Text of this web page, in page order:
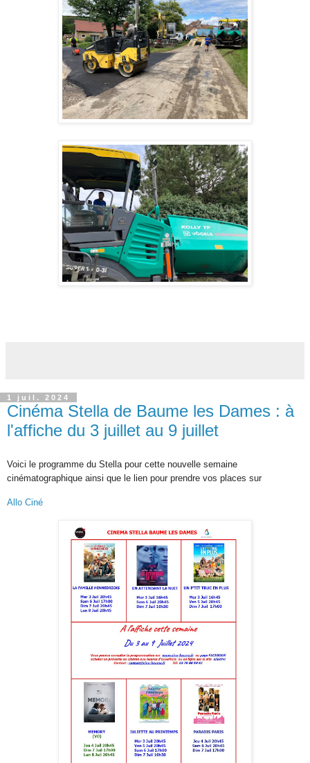
1 juil. 2024
Cinéma Stella de Baume les Dames : à
l'affiche du 3 juillet au 9 juillet
Voici le programme du Stella pour cette nouvelle semaine
cinématographique ainsi que le lien pour prendre vos places sur
Allo Ciné